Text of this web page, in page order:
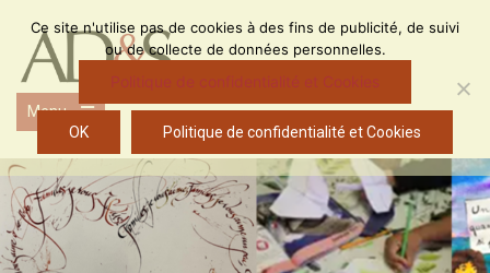
content
Menu
Open
the
main
menu
Ce site n'utilise pas de cookies à des fins de publicité, de suivi
ou de collecte de données personnelles.
Politique de confidentialité et Cookies
OK Politique de confidentialité et Cookies